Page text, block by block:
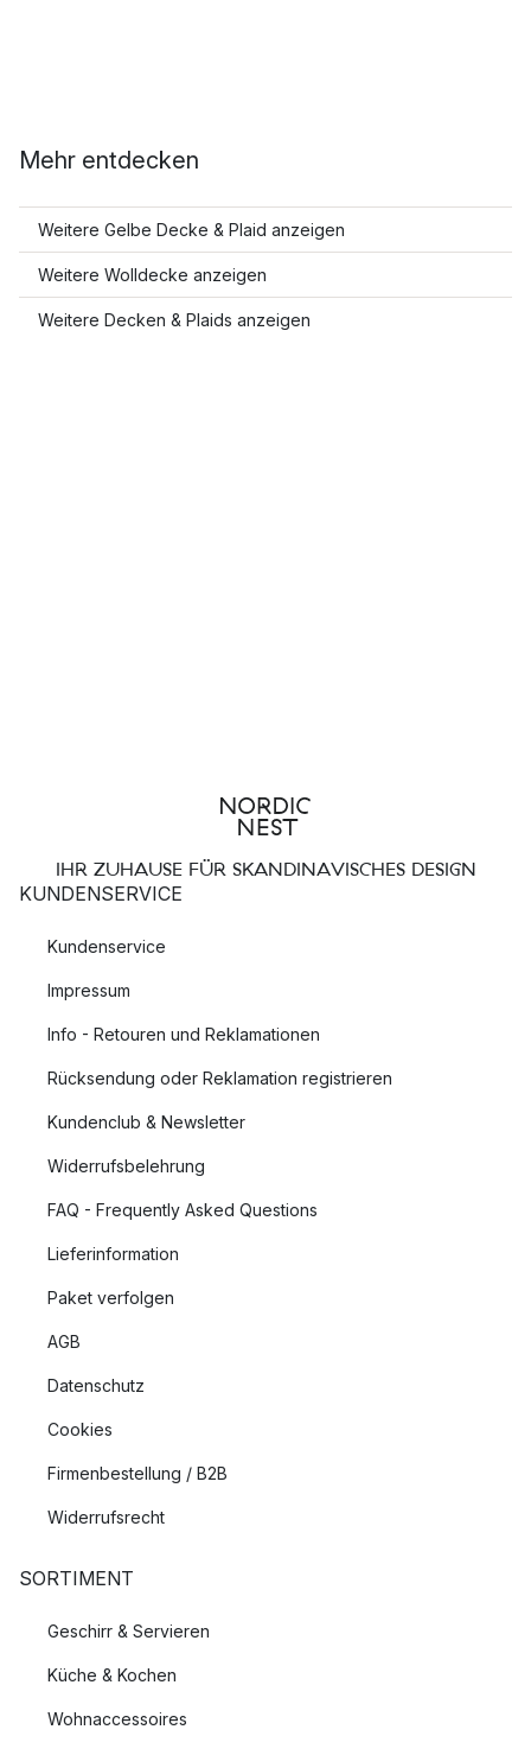
Mehr entdecken
Weitere Gelbe Decke & Plaid anzeigen
Weitere Wolldecke anzeigen
Weitere Decken & Plaids anzeigen
IHR ZUHAUSE FÜR SKANDINAVISCHES DESIGN
KUNDENSERVICE
Kundenservice
Impressum
Info - Retouren und Reklamationen
Rücksendung oder Reklamation registrieren
Kundenclub & Newsletter
Widerrufsbelehrung
FAQ - Frequently Asked Questions
Lieferinformation
Paket verfolgen
AGB
Datenschutz
Cookies
Firmenbestellung / B2B
Widerrufsrecht
SORTIMENT
Geschirr & Servieren
Küche & Kochen
Wohnaccessoires